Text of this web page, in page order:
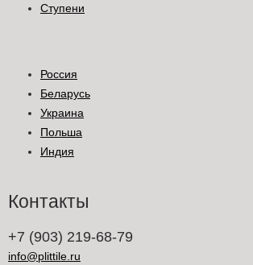
Ступени
Россия
Беларусь
Украина
Польша
Индия
Контакты
+7 (903) 219-68-79
info@plittile.ru